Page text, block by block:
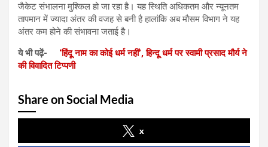
जैकेट संभालना मुश्किल हो जा रहा है। यह स्थिति अधिकतम और न्यूनतम
तापमान में ज्यादा अंतर की वजह से बनी है हालांकि अब मौसम विभाग ने यह
अंतर कम होने की संभावना जताई है।
ये भी पढ़ें- ‘हिंदू नाम का कोई धर्म नहीं’, हिन्दू धर्म पर स्वामी प्रसाद मौर्य ने
की विवादित टिप्पणी
Share on Social Media
x